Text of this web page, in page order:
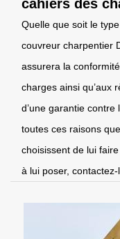
cahiers des
Quelle que soit le
couvreur charpentier
assurera la
charges ainsi qu’aux
d’une garantie contre
toutes ces raisons
choisissent de lui
à lui poser,